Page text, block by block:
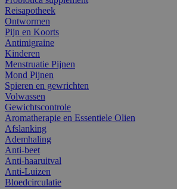
Reisapotheek
Ontwormen
Pijn en Koorts
Antimigraine
Kinderen
Menstruatie Pijnen
Mond Pijnen
Spieren en gewrichten
Volwassen
Gewichtscontrole
Aromatherapie en Essentiele Olien
Afslanking
Ademhaling
Anti-beet
Anti-haaruitval
Anti-Luizen
Bloedcirculatie